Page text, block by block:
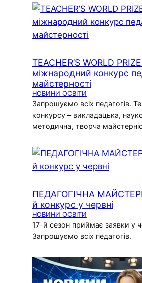
TEACHER’S WORLD
міжнародний конкурс
майстерності
НОВИНИ ОСВІТИ
Запрошуємо всіх педагогів.
конкурсу – викладацька,
методична, творча
ПЕДАГОГІЧНА
й конкурс у червні
НОВИНИ ОСВІТИ
17-й сезон приймає заявки у
Запрошуємо всіх педагогів.